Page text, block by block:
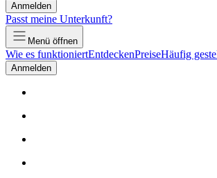
Anmelden
Passt meine Unterkunft?
Menü öffnen
Wie es funktioniertEntdeckenPreiseHäufig
Anmelden